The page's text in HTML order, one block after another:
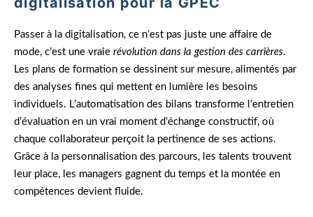
Passer à la digitalisation, ce n’est pas juste une affaire de
mode, c’est une vraie révolution dans la gestion des carrières.
Les plans de formation se dessinent sur mesure, alimentés par
des analyses fines qui mettent en lumière les besoins
individuels. L’automatisation des bilans transforme l’entretien
d’évaluation en un vrai moment d’échange constructif, où
chaque collaborateur perçoit la pertinence de ses actions.
Grâce à la personnalisation des parcours, les talents trouvent
leur place, les managers gagnent du temps et la montée en
compétences devient fluide.